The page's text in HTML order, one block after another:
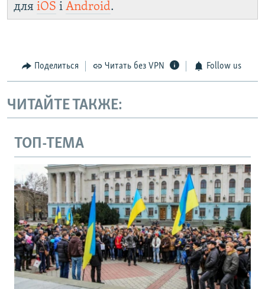
для iOS і Android.
Поделиться Читать без VPN Follow us
ЧИТАЙТЕ ТАКЖЕ:
ТОП-ТЕМА